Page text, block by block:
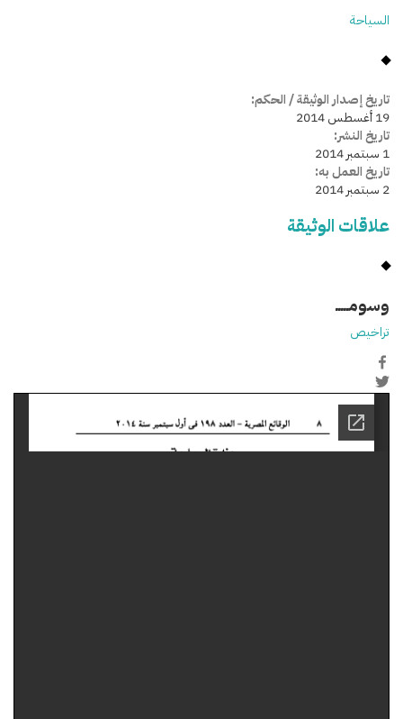
السياحة
تاريخ إصدار الوثيقة / الحكم:
19 أغسطس 2014
تاريخ النشر:
1 سبتمبر 2014
تاريخ العمل به:
2 سبتمبر 2014
علاقات الوثيقة
وسومـــــ
تراخيص